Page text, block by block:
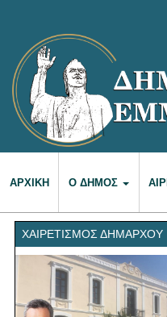
ΑΡΧΙΚΉ Ο ΔΉΜΟΣ
ΧΑΙΡΕΤΙΣΜΌΣ ΔΗΜΆΡΧΟΥ